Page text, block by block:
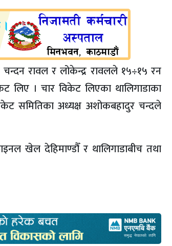
रावल र लोकेन्द्र रावलले १५÷१५ रन
लिए । चार विकेट लिएका थालिगाडाका
समितिका अध्यक्ष अशोकबहादुर चन्दले
खेल देहिमाण्डौँ र थालिगाडाबीच तथा